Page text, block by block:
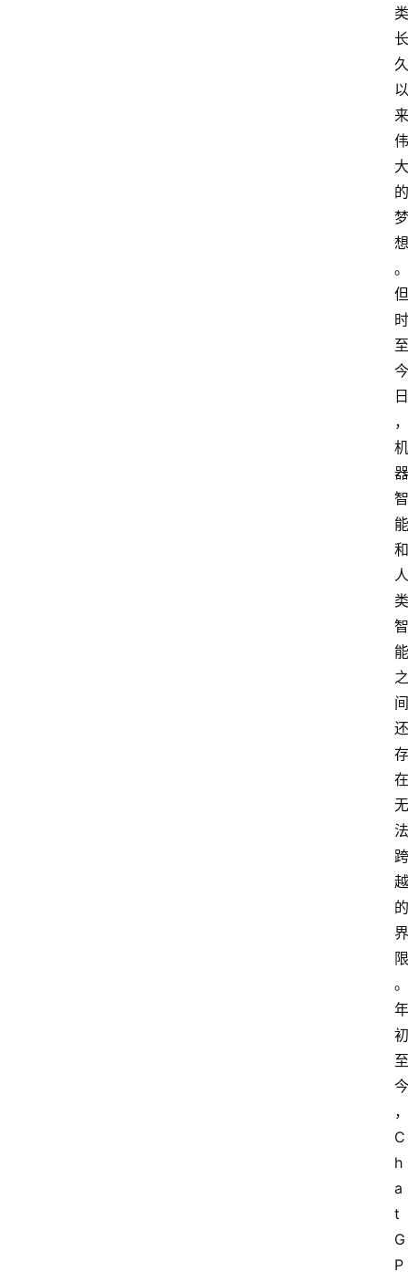
类
长
久
以
来
伟
大
的
梦
想
。
但
时
至
今
日
，
机
器
智
能
和
人
类
智
能
之
间
还
存
在
无
法
跨
越
的
界
限
。
年
初
至
今
，
C
h
a
t
G
P